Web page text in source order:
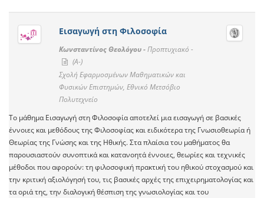
Εισαγωγή στη Φιλοσοφία
Κωνσταντίνος Θεολόγου -Προπτυχιακό -
(A-)
Σχολή Εφαρμοσμένων Μαθηματικών και
Φυσικών Επιστημών, Εθνικό Μετσόβιο
Πολυτεχνείο
Το μάθημα Εισαγωγή στη Φιλοσοφία αποτελεί μια εισαγωγή σε βασικές
έννοιες και μεθόδους της Φιλοσοφίας και ειδικότερα της Γνωσιοθεωρία ή
Θεωρίας της Γνώσης και της Ηθικής. Στα πλαίσια του μαθήματος θα
παρουσιαστούν συνοπτικά και κατανοητά έννοιες, θεωρίες και τεχνικές
μέθοδοι που αφορούν: τη φιλοσοφική πρακτική του ηθικού στοχασμού και
την κριτική αξιολόγησή του, τις βασικές αρχές της επιχειρηματολογίας και
τα οριά της, την διαλογική θέσπιση της γνωσιολογίας και του